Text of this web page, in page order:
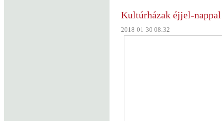
Kultúrházak éjjel-nappal
2018-01-30 08:32